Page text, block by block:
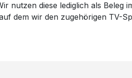
nutzen diese lediglich als Beleg
dem wir den zugehörigen TV-